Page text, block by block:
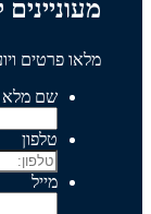
מלאו פרטים
שם מלא
טלפון
מייל